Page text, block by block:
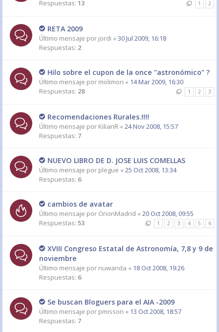
Respuestas: 13 1 2
RETA 2009
Último mensaje por jordi « 30 Jul 2009, 16:18
Respuestas: 2
Hilo sobre el cupon de la once "astronómico" ?
Último mensaje por molimori « 14 Mar 2009, 16:30
Respuestas: 28 1 2 3
Recomendaciones Rurales.!!!!
Último mensaje por KilianR « 24 Nov 2008, 15:57
Respuestas: 7
NUEVO LIBRO DE D. JOSE LUIS COMELLAS
Último mensaje por plegue « 25 Oct 2008, 13:34
Respuestas: 6
cambios de avatar
Último mensaje por OrionMadrid « 20 Oct 2008, 09:55
Respuestas: 53 1 2 3 4 5 6
XVIII Congreso Estatal de Astronomía, 7,8 y 9 de
noviembre
Último mensaje por nuwanda « 18 Oct 2008, 19:26
Respuestas: 6
Se buscan Bloguers para el AIA -2009
Último mensaje por pmisson « 13 Oct 2008, 18:57
Respuestas: 7